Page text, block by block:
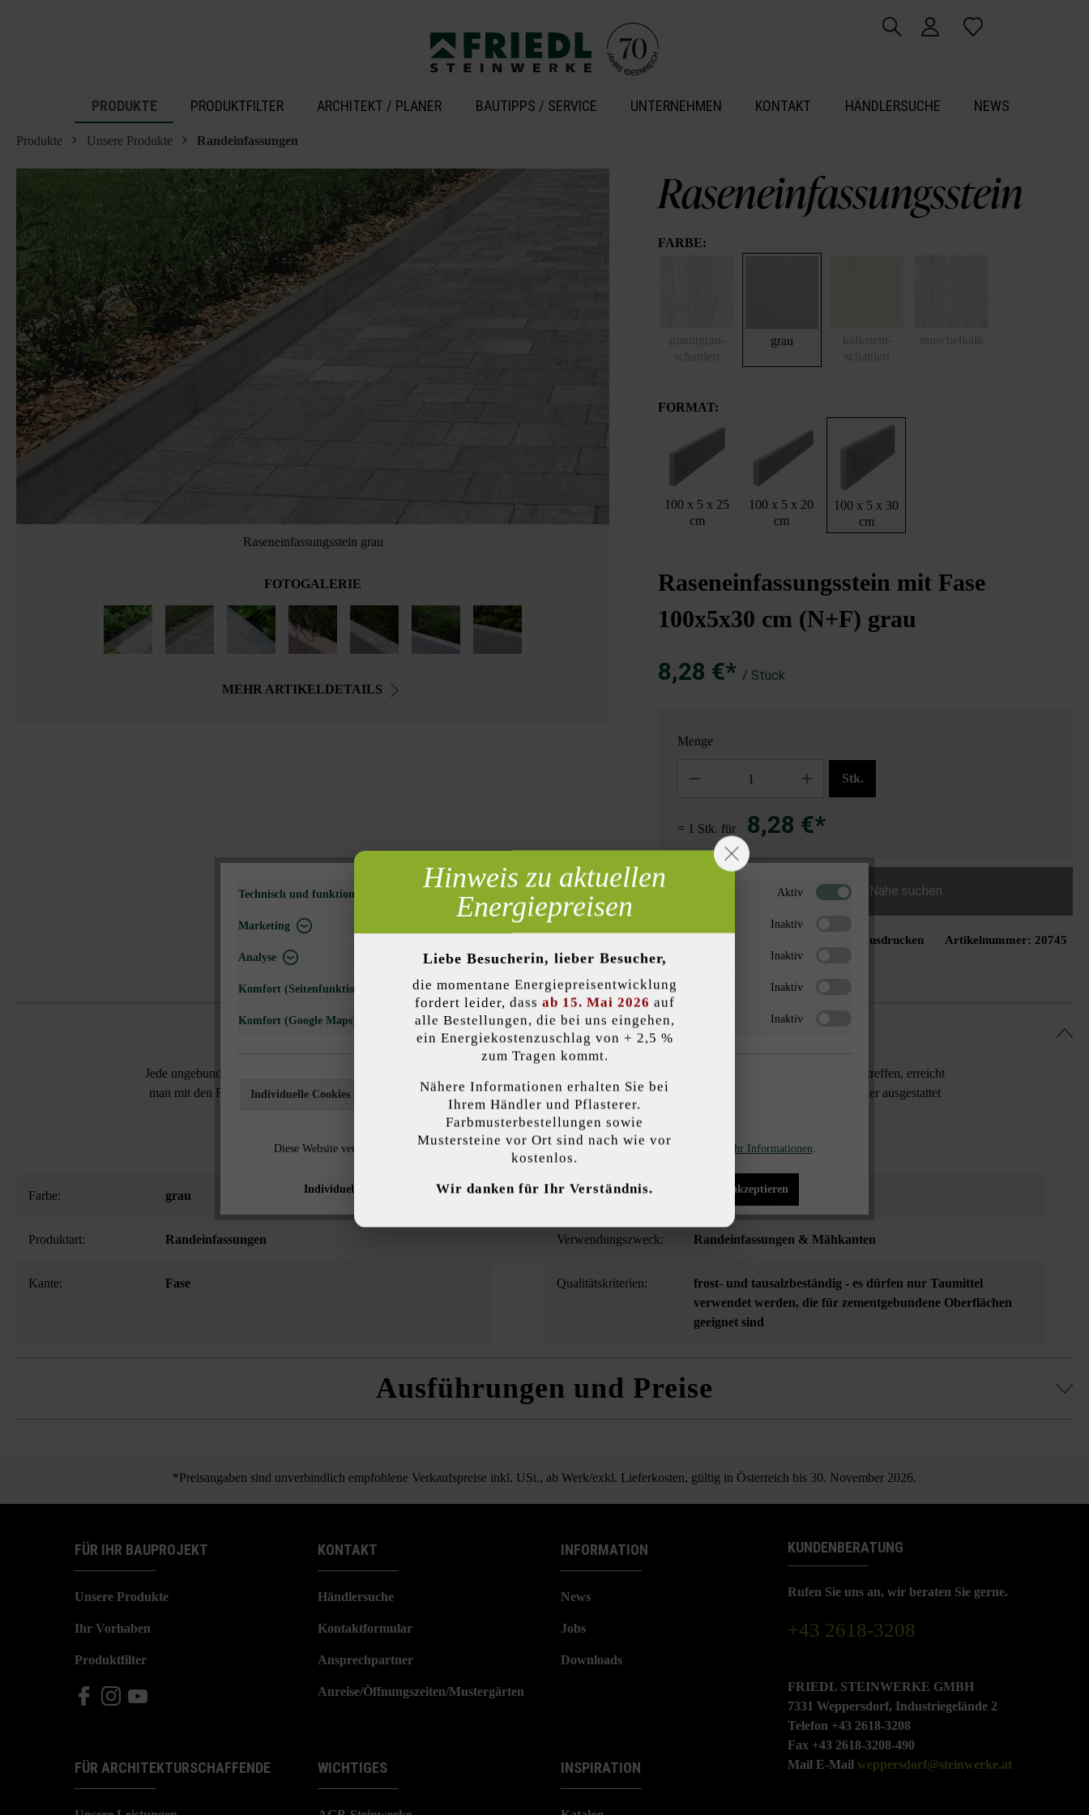
PRODUKTE PRODUKTFILTER ARCHITEKT / PLANER BAUTIPPS / SERVICE UNTERNEHMEN KONTAKT HÄNDLERSUCHE NEWS
Produkte Unsere Produkte Randeinfassungen
Raseneinfassungsstein grau
FOTOGALERIE
MEHR ARTIKELDETAILS
Raseneinfassungsstein
FARBE:
grau
FORMAT:
100 x 5 x 25
cm
100 x 5 x 20
cm
100 x 5 x 30
cm
Raseneinfassungsstein mit Fase
100x5x30 cm (N+F) grau
8,28 €* / Stück
Menge
Stk.
= 1 Stk. für 8,28 €*
Händler in der Nähe suchen
Seite ausdrucken Artikelnummer: 20745
Produktbeschreibung
Jede ungebunden verlegte Pflasterfläche benötigt eine Randeinfassung. Dort wo Naturräume und gepflasterte Wege oder Flächen aufeinandertreffen, erreicht
man mit den Raseneinfassungssteinen eine klare Abgrenzung. Der Raseneinfassungsstein mit ebener Oberfläche mit Fase ist mit Nut und Feder ausgestattet
und in mehreren Höhen verfügbar.
Farbe: grau Oberflächenstruktur:
Produktart: Randeinfassungen Verwendungszweck: Randeinfassungen & Mähkanten
Kante: Fase Qualitätskriterien:
frost- und tausalzbeständig - es dürfen nur Taumittel
verwendet werden, die für zementgebundene Oberflächen
geeignet sind
Ausführungen und Preise
*Preisangaben sind unverbindlich empfohlene Verkaufspreise inkl. USt., ab Werk/exkl. Lieferkosten, gültig in Österreich bis 30. November 2026.
FÜR IHR BAUPROJEKT
Unsere Produkte
Ihr Vorhaben
Produktfilter
FÜR ARCHITEKTURSCHAFFENDE
KONTAKT
Händlersuche
Kontaktformular
Ansprechpartner
Anreise/Öffnungszeiten/Mustergärten
WICHTIGES
INFORMATION
News
Jobs
Downloads
INSPIRATION
KUNDENBERATUNG
Rufen Sie uns an, wir beraten Sie gerne.
+43 2618-3208
FRIEDL STEINWERKE GMBH
7331 Weppersdorf, Industriegelände 2
Telefon +43 2618-3208
Fax +43 2618-3208-490
Mail E-Mail weppersdorf@steinwerke.at
Technisch und funktional erforderlich Aktiv
Marketing Inaktiv
Analyse Inaktiv
Komfort (Seitenfunktionalität) Inaktiv
Komfort (Google Maps) Inaktiv
Individuelle Cookies akzeptieren
Diese Website verwendet Cookies, um Ihnen die bestmögliche Funktionalität bieten zu können... Mehr Informationen.
Individuelle Einstellungen Nur funktionale Cookies akzeptieren Alle Cookies akzeptieren
Hinweis zu aktuellen
Energiepreisen
Liebe Besucherin, lieber Besucher,
die momentane Energiepreisentwicklung
fordert leider, dass ab 15. Mai 2026 auf
alle Bestellungen, die bei uns eingehen,
ein Energiekostenzuschlag von + 2,5 %
zum Tragen kommt.
Nähere Informationen erhalten Sie bei
Ihrem Händler und Pflasterer.
Farbmusterbestellungen sowie
Mustersteine vor Ort sind nach wie vor
kostenlos.
Wir danken für Ihr Verständnis.